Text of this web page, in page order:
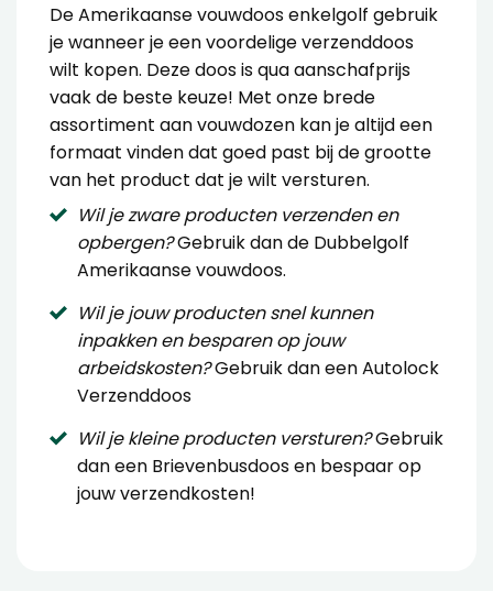
DeAmerikaanse vouwdoos enkelgolf gebruik
je wanneer je een voordelige verzenddoos
wilt kopen. Deze doos is qua aanschafprijs
vaak de beste keuze! Met onze brede
assortiment aan vouwdozen kan je altijd een
formaat vinden dat goed past bij de grootte
van het product dat je wilt versturen.
Wil je zware producten verzenden en
opbergen?Gebruik dan de Dubbelgolf
Amerikaanse vouwdoos.
Wil je jouw producten snel kunnen
inpakken en besparen op jouw
arbeidskosten?Gebruik dan eenAutolock
Verzenddoos
Wil je kleine producten versturen?Gebruik
dan een Brievenbusdoosen bespaar op
jouw verzendkosten!